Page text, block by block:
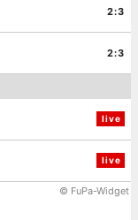
2:3
2:3
live
live
© FuPa-Widget